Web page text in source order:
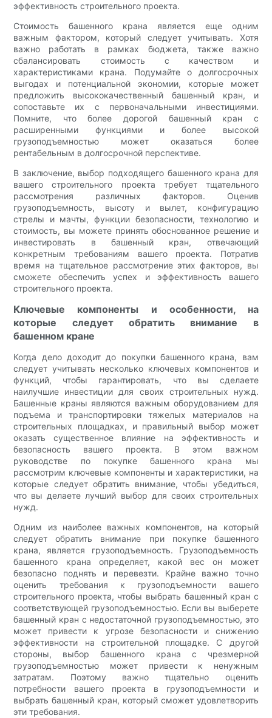
эффективность строительного проекта.
Стоимость башенного крана является еще одним
важным фактором, который следует учитывать. Хотя
важно работать в рамках бюджета, также важно
сбалансировать стоимость с качеством и
характеристиками крана. Подумайте о долгосрочных
выгодах и потенциальной экономии, которые может
предложить высококачественный башенный кран, и
сопоставьте их с первоначальными инвестициями.
Помните, что более дорогой башенный кран с
расширенными функциями и более высокой
грузоподъемностью может оказаться более
рентабельным в долгосрочной перспективе.
В заключение, выбор подходящего башенного крана для
вашего строительного проекта требует тщательного
рассмотрения различных факторов. Оценив
грузоподъемность, высоту и вылет, конфигурацию
стрелы и мачты, функции безопасности, технологию и
стоимость, вы можете принять обоснованное решение и
инвестировать в башенный кран, отвечающий
конкретным требованиям вашего проекта. Потратив
время на тщательное рассмотрение этих факторов, вы
сможете обеспечить успех и эффективность вашего
строительного проекта.
Ключевые компоненты и особенности, на
которые следует обратить внимание в
башенном кране
Когда дело доходит до покупки башенного крана, вам
следует учитывать несколько ключевых компонентов и
функций, чтобы гарантировать, что вы сделаете
наилучшие инвестиции для своих строительных нужд.
Башенные краны являются важным оборудованием для
подъема и транспортировки тяжелых материалов на
строительных площадках, и правильный выбор может
оказать существенное влияние на эффективность и
безопасность вашего проекта. В этом важном
руководстве по покупке башенного крана мы
рассмотрим ключевые компоненты и характеристики, на
которые следует обратить внимание, чтобы убедиться,
что вы делаете лучший выбор для своих строительных
нужд.
Одним из наиболее важных компонентов, на который
следует обратить внимание при покупке башенного
крана, является грузоподъемность. Грузоподъемность
башенного крана определяет, какой вес он может
безопасно поднять и перевезти. Крайне важно точно
оценить требования к грузоподъемности вашего
строительного проекта, чтобы выбрать башенный кран с
соответствующей грузоподъемностью. Если вы выберете
башенный кран с недостаточной грузоподъемностью, это
может привести к угрозе безопасности и снижению
эффективности на строительной площадке. С другой
стороны, выбор башенного крана с чрезмерной
грузоподъемностью может привести к ненужным
затратам. Поэтому важно тщательно оценить
потребности вашего проекта в грузоподъемности и
выбрать башенный кран, который сможет удовлетворить
эти требования.